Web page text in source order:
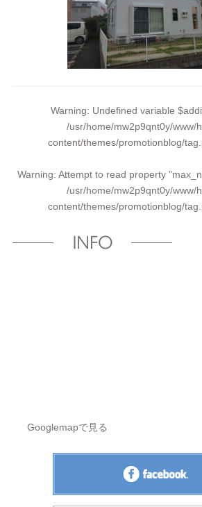
Warning: Undefined variable
/usr/home/mw2p9qnt0y/www/
content/themes/promotionblog/
Warning: Attempt to read property
/usr/home/mw2p9qnt0y/www/
content/themes/promotionblog/
Googlemapで見る